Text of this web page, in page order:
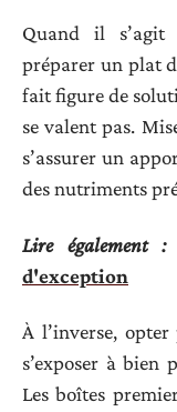
Quand il s’agit
préparer un plat
fait figure de
se valent pas.
s’assurer un
des nutriments
Lire également :
d'exception
À l’inverse,
s’exposer à bien
Les boîtes